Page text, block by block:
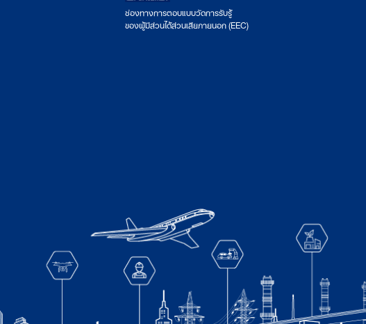
ช่องทางการตอบแบบวัดการรับรู้
ของผู้มีส่วนได้ส่วนเสียภายนอก (EEC)